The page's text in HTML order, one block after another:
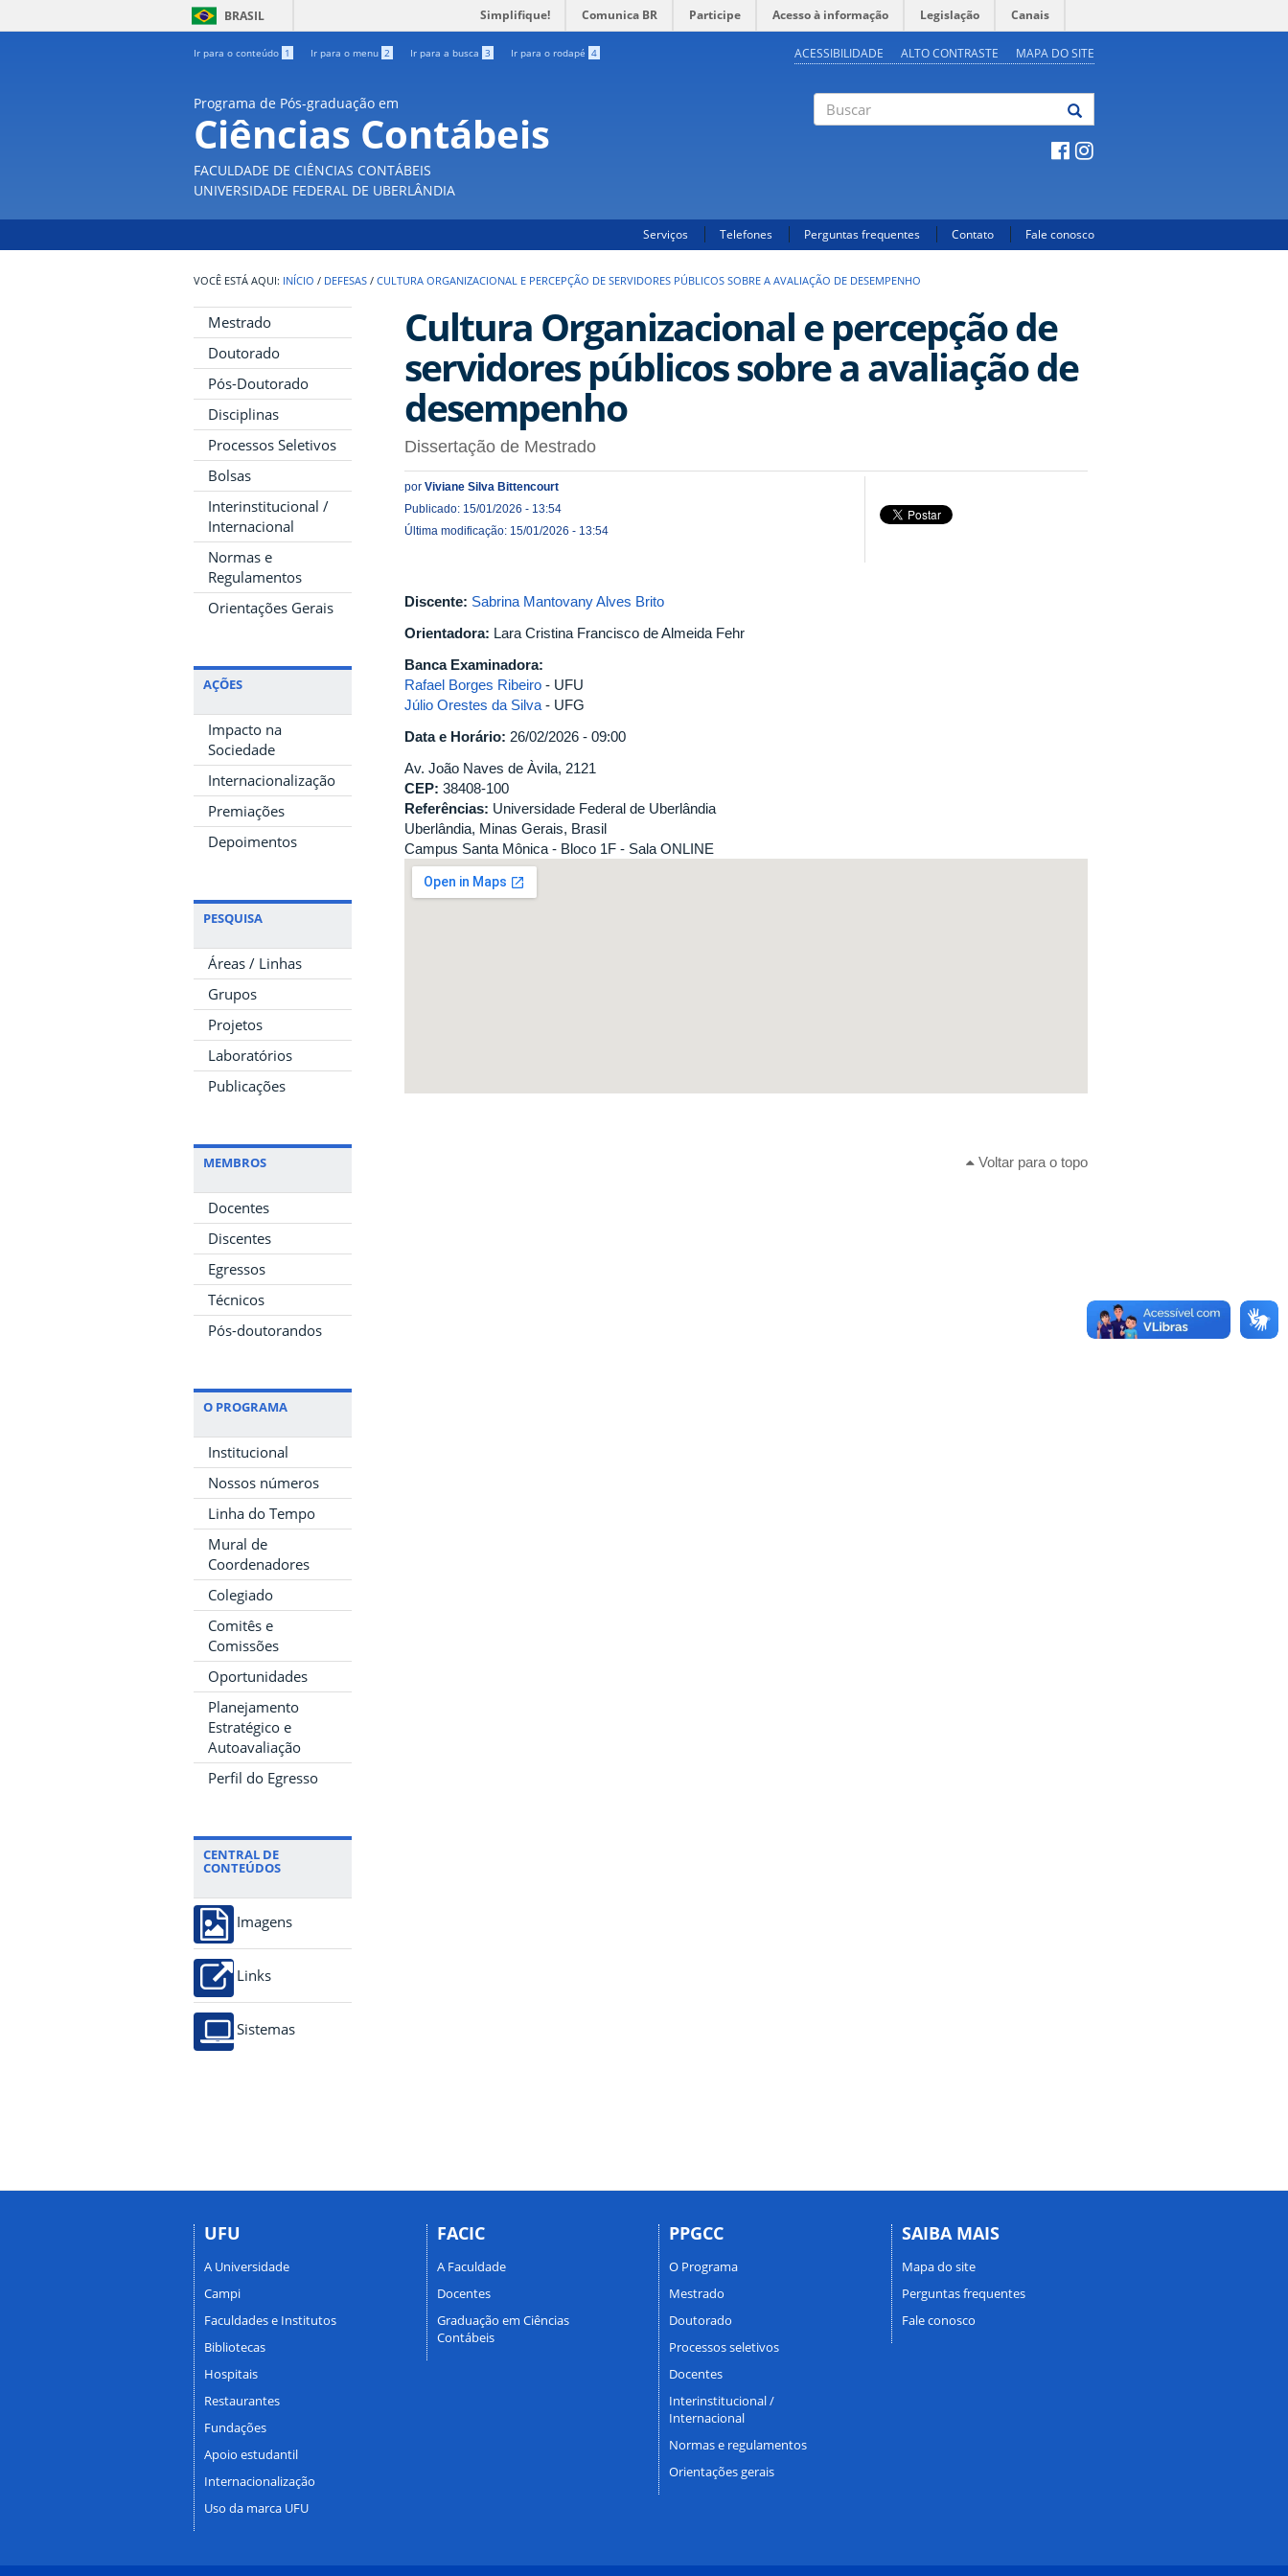
BRASIL Simplifique! Comunica BR Participe Acesso à informação Legislação Canais
Ir para o conteúdo 1 Ir para o menu 2 Ir para a busca 3 Ir para o rodapé 4 ACESSIBILIDADE ALTO CONTRASTE MAPA DO SITE
Programa de Pós-graduação em
Ciências Contábeis
FACULDADE DE CIÊNCIAS CONTÁBEIS
UNIVERSIDADE FEDERAL DE UBERLÂNDIA
Serviços Telefones Perguntas frequentes Contato Fale conosco
INÍCIO / DEFESAS / CULTURA ORGANIZACIONAL E PERCEPÇÃO DE SERVIDORES PÚBLICOS SOBRE A AVALIAÇÃO DE DESEMPENHO
Mestrado
Doutorado
Pós-Doutorado
Disciplinas
Processos Seletivos
Bolsas
Interinstitucional /
Internacional
Normas e
Regulamentos
Orientações Gerais
AÇÕES
Impacto na
Sociedade
Internacionalização
Premiações
Depoimentos
PESQUISA
Áreas / Linhas
Grupos
Projetos
Laboratórios
Publicações
MEMBROS
Docentes
Discentes
Egressos
Técnicos
Pós-doutorandos
O PROGRAMA
Institucional
Nossos números
Linha do Tempo
Mural de
Coordenadores
Colegiado
Comitês e
Comissões
Oportunidades
Planejamento
Estratégico e
Autoavaliação
Perfil do Egresso
CENTRAL DE
CONTEÚDOS
Imagens
Links
Sistemas
Cultura Organizacional e percepção de
servidores públicos sobre a avaliação de
desempenho
Dissertação de Mestrado
por Viviane Silva Bittencourt
Publicado: 15/01/2026 - 13:54
Última modificação: 15/01/2026 - 13:54
Discente: Sabrina Mantovany Alves Brito
Orientadora: Lara Cristina Francisco de Almeida Fehr
Banca Examinadora:
Rafael Borges Ribeiro - UFU
Júlio Orestes da Silva - UFG
Data e Horário: 26/02/2026 - 09:00
Av. João Naves de Àvila, 2121
CEP: 38408-100
Referências: Universidade Federal de Uberlândia
Uberlândia, Minas Gerais, Brasil
Campus Santa Mônica - Bloco 1F - Sala ONLINE
Voltar para o topo
UFU
A Universidade
Campi
Faculdades e Institutos
Bibliotecas
Hospitais
Restaurantes
Fundações
Apoio estudantil
Internacionalização
Uso da marca UFU
FACIC
A Faculdade
Docentes
Graduação em Ciências
Contábeis
PPGCC
O Programa
Mestrado
Doutorado
Processos seletivos
Docentes
Interinstitucional /
Internacional
Normas e regulamentos
Orientações gerais
SAIBA MAIS
Mapa do site
Perguntas frequentes
Fale conosco